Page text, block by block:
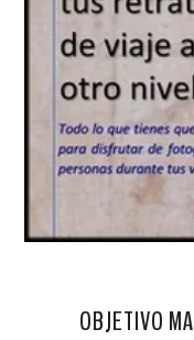
OBJETIVO